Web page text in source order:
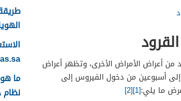
أعراض الأمراض الأخرى، وتظهر أعراض
أسبوعين من دخول الفيروس إلى
ما يلي:[1]
[2]
الهوية
نظام